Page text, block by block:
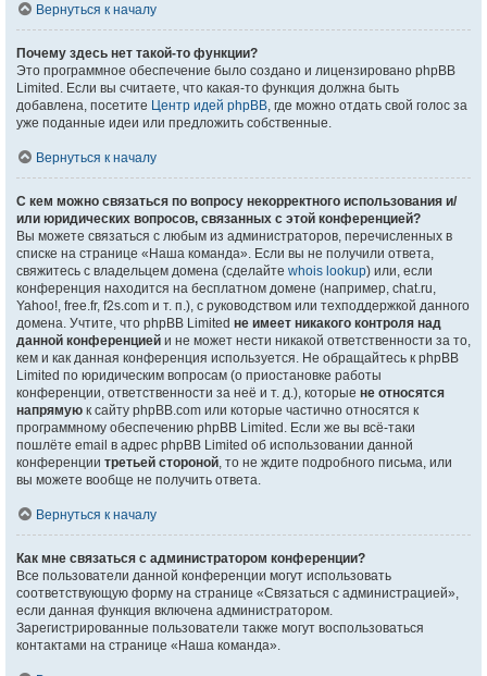
Вернуться к началу
Почему здесь нет такой-то функции?
Это программное обеспечение было создано и лицензировано phpBB
Limited. Если вы считаете, что какая-то функция должна быть
добавлена, посетите Центр идей phpBB, где можно отдать свой голос за
уже поданные идеи или предложить собственные.
Вернуться к началу
С кем можно связаться по вопросу некорректного использования и/
или юридических вопросов, связанных с этой конференцией?
Вы можете связаться с любым из администраторов, перечисленных в
списке на странице «Наша команда». Если вы не получили ответа,
свяжитесь с владельцем домена (сделайте whois lookup) или, если
конференция находится на бесплатном домене (например, chat.ru,
Yahoo!, free.fr, f2s.com и т. п.), с руководством или техподдержкой данного
домена. Учтите, что phpBB Limited не имеет никакого контроля над
данной конференцией и не может нести никакой ответственности за то,
кем и как данная конференция используется. Не обращайтесь к phpBB
Limited по юридическим вопросам (о приостановке работы
конференции, ответственности за неё и т. д.), которые не относятся
напрямую к сайту phpBB.com или которые частично относятся к
программному обеспечению phpBB Limited. Если же вы всё-таки
пошлёте email в адрес phpBB Limited об использовании данной
конференции третьей стороной, то не ждите подробного письма, или
вы можете вообще не получить ответа.
Вернуться к началу
Как мне связаться с администратором конференции?
Все пользователи данной конференции могут использовать
соответствующую форму на странице «Связаться с администрацией»,
если данная функция включена администратором.
Зарегистрированные пользователи также могут воспользоваться
контактами на странице «Наша команда».